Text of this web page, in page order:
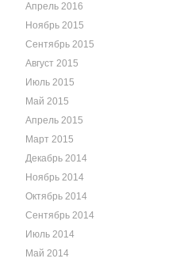
Апрель 2016
Ноябрь 2015
Сентябрь 2015
Август 2015
Июль 2015
Май 2015
Апрель 2015
Март 2015
Декабрь 2014
Ноябрь 2014
Октябрь 2014
Сентябрь 2014
Июль 2014
Май 2014